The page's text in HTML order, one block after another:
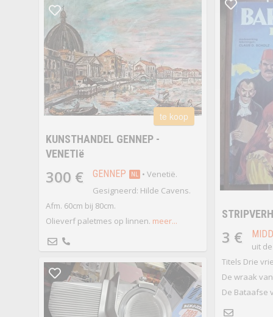
3 €
uit
Titels Drie
De wraak
De Bataafse
te koop
KUNSTHANDEL GENNEP -
VENETIë
300 € GENNEP NL • Venetië.
Gesigneerd: Hilde Cavens.
Afm. 60cm bij 80cm.
Olieverf paletmes op linnen. meer...